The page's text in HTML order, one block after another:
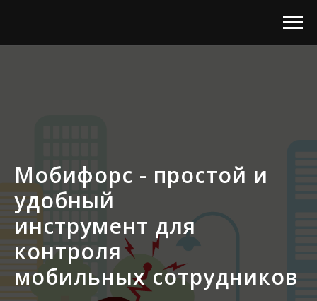
Мобифорс - простой и
удобный
инструмент для
контроля
мобильных сотрудников